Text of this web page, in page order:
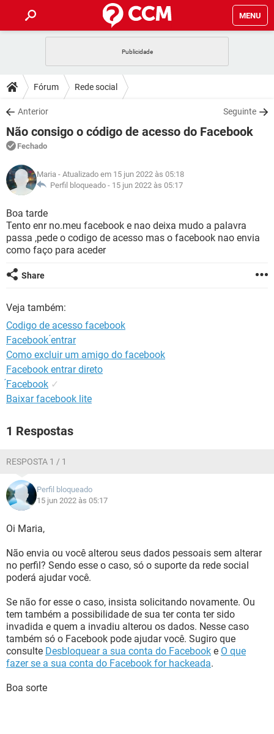
MENU
CELULAR
OUTLOOK
INSTAGRAM GMAIL
GUIA DE COMPRAS
DICAS
JOGOS
OUTLOOK
INSTAGRAM
GUIA DE COMPRAS
DOWNLOADS
JOGOS WHATSAPP
CELULAR
OUTLOOK EXCEL
INSTAGRAM
GUIA DE COMPRAS
FÓRUM
JOGOS
CELULAR FACEBOOK
INSTAGRAM GMAIL
GUIA DE COMPRAS
GLOSSÁRIO
JOGOS
CELULAR
OUTLOOK EXCEL
INSTAGRAM
GUIA DE COMPRAS
Fórum Rede social
Anterior Seguinte
Não consigo o código de acesso do Facebook
Fechado
Maria - Atualizado em 15 jun 2022 às 05:18
Perfil bloqueado - 15 jun 2022 às 05:17
Boa tarde
Tento enr no.meu facebook e nao deixa mudo a palavra
passa ,pede o codigo de acesso mas o facebook nao envia
como faço para aceder
Share
Veja também:
Codigo de acesso facebook
Facebook ́entrar
Como excluir um amigo do facebook
Facebook entrar direto
́Facebook ✓
Baixar facebook lite
1 Respostas
RESPOSTA 1 / 1
Perfil bloqueado
15 jun 2022 às 05:17
Oi Maria,
Não envia ou você alterou seus dados pessoais sem alterar
no perfil? Sendo esse o caso, só o suporte da rede social
poderá ajudar você.
Se não for esse o caso, insista solicitando novamente. Ou
tem também a possibilidade de sua ter conta ter sido
invadida e quem a invadiu alterou os dados. Nesse caso
também só o Facebook pode ajudar você. Sugiro que
consulte Desbloquear a sua conta do Facebook e O que
fazer se a sua conta do Facebook for hackeada.
Boa sorte